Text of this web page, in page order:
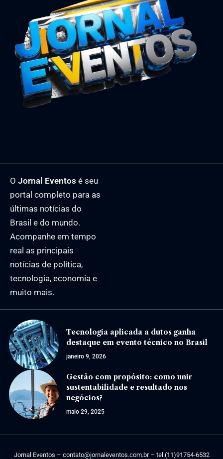
O Jornal Eventos é seu
portal completo para as
últimas notícias do
Brasil e do mundo.
Acompanhe em tempo
real as principais
notícias de política,
tecnologia, economia e
muito mais.
Tecnologia aplicada a dutos ganha
destaque em evento técnico no Brasil
janeiro 9, 2026
Gestão com propósito: como unir
sustentabilidade e resultado nos
negócios?
maio 29, 2025
Jornal Eventos – contato@jornaleventos.com.br– tel.(11)91754-6532